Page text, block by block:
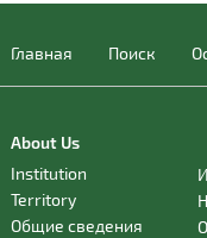
Главная Поиск
About Us
Institution
Territory
Общие сведения